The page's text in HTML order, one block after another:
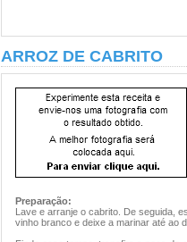
ARROZ DE CABRITO
Preparação:
Lave e arranje o cabrito. De seguida,
vinho branco e deixe a marinar até ao